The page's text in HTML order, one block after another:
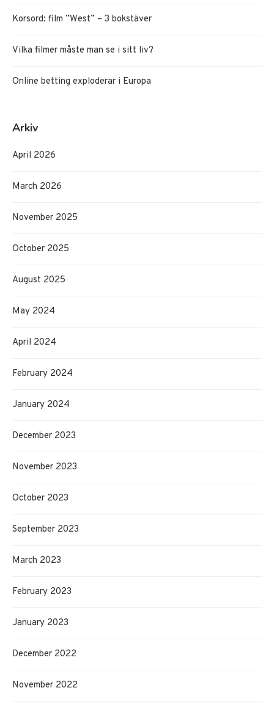
Korsord: film ”West” – 3 bokstäver
Vilka filmer måste man se i sitt liv?
Online betting exploderar i Europa
Arkiv
April 2026
March 2026
November 2025
October 2025
August 2025
May 2024
April 2024
February 2024
January 2024
December 2023
November 2023
October 2023
September 2023
March 2023
February 2023
January 2023
December 2022
November 2022